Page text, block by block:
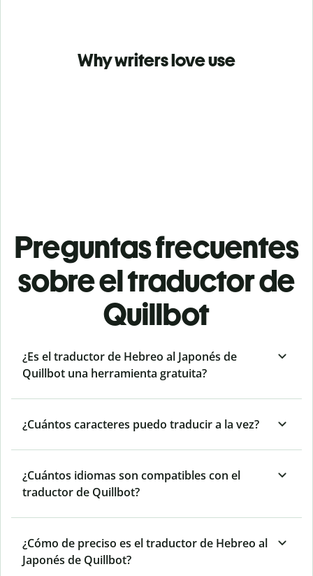
Why writers love use
Preguntas frecuentes
sobre el traductor de
Quillbot
¿Es el traductor de Hebreo al Japonés de
Quillbot una herramienta gratuita?
¿Cuántos caracteres puedo traducir a la vez?
¿Cuántos idiomas son compatibles con el
traductor de Quillbot?
¿Cómo de preciso es el traductor de Hebreo al
Japonés de Quillbot?